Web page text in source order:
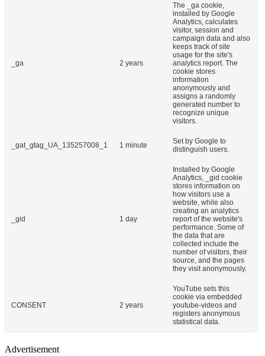
_ga 2 years
The _ga cookie,
installed by Google
Analytics, calculates
visitor, session and
campaign data and also
keeps track of site
usage for the site's
analytics report. The
cookie stores
information
anonymously and
assigns a randomly
generated number to
recognize unique
visitors.
_gat_gtag_UA_135257008_1 1 minute
Set by Google to
distinguish users.
_gid 1 day
Installed by Google
Analytics, _gid cookie
stores information on
how visitors use a
website, while also
creating an analytics
report of the website's
performance. Some of
the data that are
collected include the
number of visitors, their
source, and the pages
they visit anonymously.
CONSENT 2 years
YouTube sets this
cookie via embedded
youtube-videos and
registers anonymous
statistical data.
Advertisement